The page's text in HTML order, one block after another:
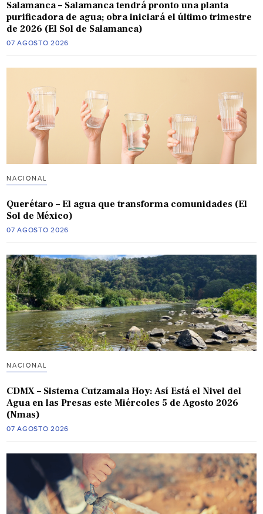
Salamanca – Salamanca tendrá pronto una planta
purificadora de agua; obra iniciará el último trimestre
de 2026 (El Sol de Salamanca)
07 AGOSTO 2026
NACIONAL
Querétaro – El agua que transforma comunidades (El
Sol de México)
07 AGOSTO 2026
NACIONAL
CDMX – Sistema Cutzamala Hoy: Así Está el Nivel del
Agua en las Presas este Miércoles 5 de Agosto 2026
(Nmas)
07 AGOSTO 2026